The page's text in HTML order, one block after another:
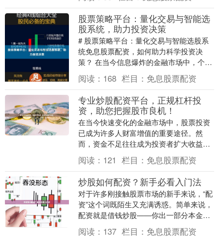
股票策略平台：量化交易与智能选
股系统，助力投资决策
# 股票策略平台：量化交易与智能选股系
统免息股票配资，如何助力科学投资决
策？ 在当今信息爆炸的金融市场中，个人
投资者如何从海量数据中捕捉投资机会？
专业机构又凭借....
阅读： 168 栏目： 免息股票配资
专业炒股配资平台，正规杠杆投
资，助您把握股市良机！
在当今快速变化的金融市场中，股票投资
已成为许多人财富增值的重要途径。然
而，资金不足往往成为投资者扩大收益的
瓶颈。这时，专业炒股配资平台应运而
生，通过正规杠杆投资....
阅读： 121 栏目： 免息股票配资
炒股如何配资？新手必看入门法
对于许多刚接触股票市场的新手来说，“配
资”这个词既陌生又充满诱惑。简单来说，
配资就是借钱炒股——你出一部分本金，
配资公司按比例提供资金，放大你的交易
规模。但配资....
阅读： 137 栏目： 免息股票配资